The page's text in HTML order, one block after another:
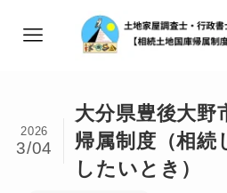
大分県豊後大野
帰属制度（相続
したいとき）
2026
3/04